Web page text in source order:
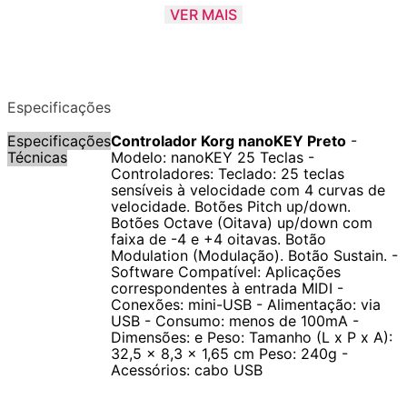
Cada um dos discretos e ultra compactos controladores USB-
conectar um cabo USB e você tem um estúdio de produção
VER MAIS
Especificações
Especificações
Técnicas
Controlador Korg nanoKEY Preto -
Modelo: nanoKEY 25 Teclas -
Controladores: Teclado: 25 teclas
sensíveis à velocidade com 4 curvas de
velocidade. Botões Pitch up/down.
Botões Octave (Oitava) up/down com
faixa de -4 e +4 oitavas. Botão
Modulation (Modulação). Botão Sustain. -
Software Compatível: Aplicações
correspondentes à entrada MIDI -
Conexões: mini-USB - Alimentação: via
USB - Consumo: menos de 100mA -
Dimensões: e Peso: Tamanho (L x P x A):
32,5 x 8,3 x 1,65 cm Peso: 240g -
Acessórios: cabo USB